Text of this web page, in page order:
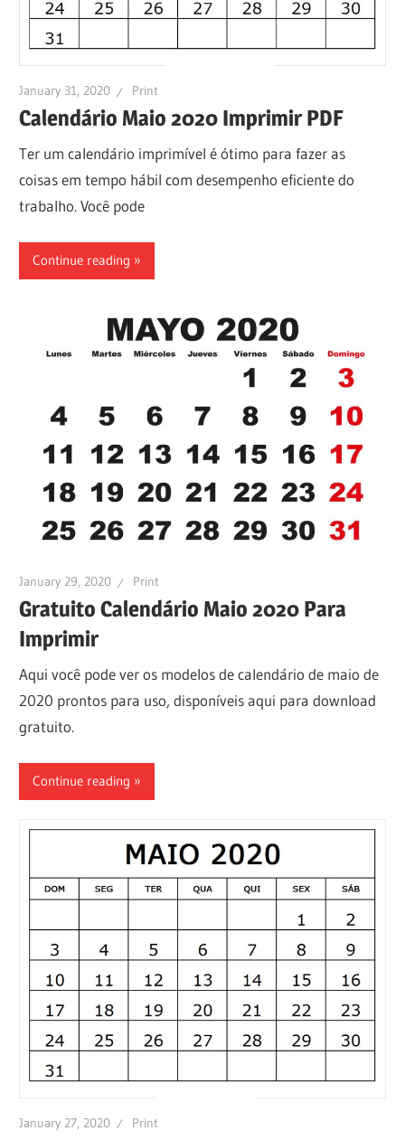
January 31, 2020 Print
Calendário Maio 2020 Imprimir PDF
Ter um calendário imprimível é ótimo para fazer as
coisas em tempo hábil com desempenho eficiente do
trabalho. Você pode
Continue reading
January 29, 2020 Print
Gratuito Calendário Maio 2020 Para
Imprimir
Aqui você pode ver os modelos de calendário de maio de
2020 prontos para uso, disponíveis aqui para download
gratuito.
Continue reading
January 27, 2020 Print